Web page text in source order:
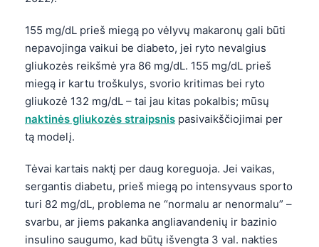
155 mg/dL prieš miegą po vėlyvų makaronų gali būti
nepavojinga vaikui be diabeto, jei ryto nevalgius
gliukozės reikšmė yra 86 mg/dL. 155 mg/dL prieš
miegą ir kartu troškulys, svorio kritimas bei ryto
gliukozė 132 mg/dL – tai jau kitas pokalbis; mūsų
naktinės gliukozės straipsnis pasivaikščiojimai per
tą modelį.
Tėvai kartais naktį per daug koreguoja. Jei vaikas,
sergantis diabetu, prieš miegą po intensyvaus sporto
turi 82 mg/dL, problema ne “normalu ar nenormalu” –
svarbu, ar jiems pakanka angliavandenių ir bazinio
insulino saugumo, kad būtų išvengta 3 val. nakties